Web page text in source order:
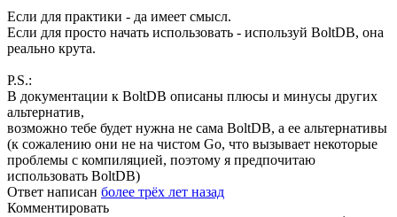
Если для практики - да имеет смысл.
Если для просто начать использовать - используй BoltDB, она
реально крута.
P.S.:
В документации к BoltDB описаны плюсы и минусы других
альтернатив,
возможно тебе будет нужна не сама BoltDB, а ее альтернативы
(к сожалению они не на чистом Go, что вызывает некоторые
проблемы с компиляцией, поэтому я предпочитаю
использовать BoltDB)
Ответ написан более трёх лет назад
Комментировать